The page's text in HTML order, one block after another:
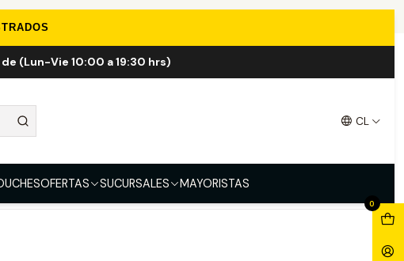
(Lun-Vie 10:00 a 19:30 hrs)
CL
OFERTAS SUCURSALES MAYORISTAS
0
ICE 120ml